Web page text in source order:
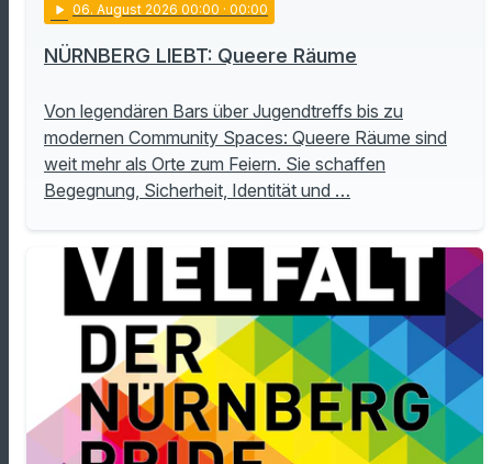
play_arrow 06. August 2026 00:00 · 00:00
NÜRNBERG LIEBT: Queere Räume
Von legendären Bars über Jugendtreffs bis zu
modernen Community Spaces: Queere Räume sind
weit mehr als Orte zum Feiern. Sie schaffen
Begegnung, Sicherheit, Identität und …